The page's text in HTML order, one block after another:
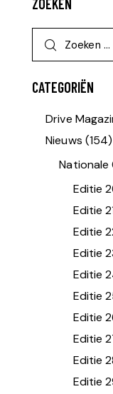
ZOEKEN
CATEGORIËN
Drive
Nieuws (154)
Editie
Editie
Editie
Editie
Editie
Editie
Editie
Editie
Editie
Editie